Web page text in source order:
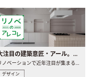
大注目の建築意匠・アール。人気の理由と空間に取り入れるポイント
リノベーションで近年注目が集まる建築意匠の一つであるアール..
デザイン